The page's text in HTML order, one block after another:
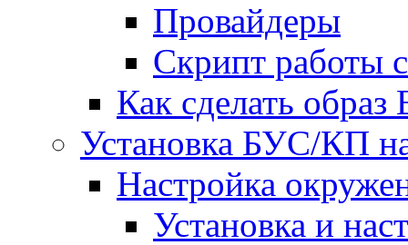
Провайдеры
Скрипт работы
Как сделать
Установка БУС/КП
Настройка
Установка и